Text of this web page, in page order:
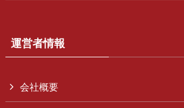
運営者情報
会社概要